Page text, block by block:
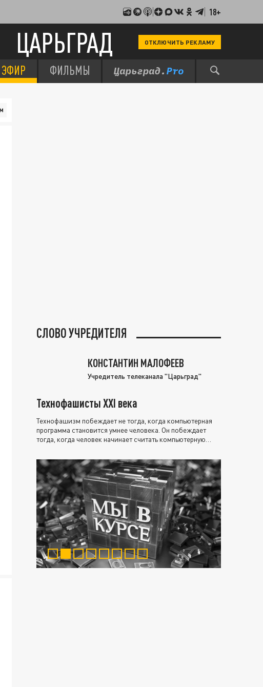
18+
ЦАРЬГРАД ОТКЛЮЧИТЬ РЕКЛАМУ
ЭФИР ФИЛЬМЫ
СЛОВО УЧРЕДИТЕЛЯ
КОНСТАНТИН МАЛОФЕЕВ
Учредитель телеканала "Царьград"
Технофашисты XXI века
Технофашизм побеждает не тогда, когда компьютерная
программа становится умнее человека. Он побеждает
тогда, когда человек начинает считать компьютерную